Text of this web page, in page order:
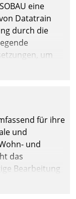
eine
Datatrain
durch die
um
und weitere
für ihre
und
und
das
Bearbeitung